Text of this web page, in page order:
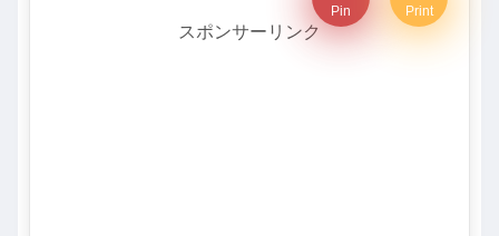
Pin Print
スポンサーリンク